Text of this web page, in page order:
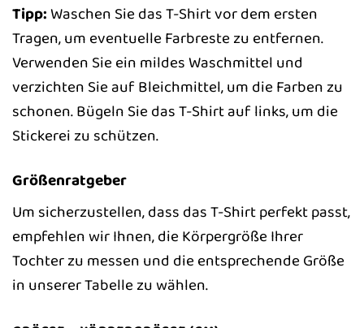
Tipp:Waschen Sie das T-Shirt vor dem ersten
Tragen, um eventuelle Farbreste zu entfernen.
Verwenden Sie ein mildes Waschmittel und
verzichten Sie auf Bleichmittel, um die Farben zu
schonen. Bügeln Sie das T-Shirt auf links, um die
Stickerei zu schützen.
Größenratgeber
Um sicherzustellen, dass das T-Shirt perfekt passt,
empfehlen wir Ihnen, die Körpergröße Ihrer
Tochter zu messen und die entsprechende Größe
in unserer Tabelle zu wählen.